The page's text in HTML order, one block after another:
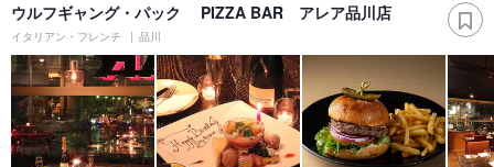
ウルフギャング・パック PIZZA BAR アレア品川店
イタリアン・フレンチ 品川